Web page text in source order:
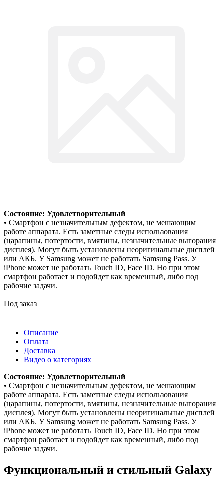
Состояние: Удовлетворительный
• Смартфон с незначительным дефектом, не мешающим
работе аппарата. Есть заметные следы использования
(царапины, потертости, вмятины, незначительные выгорания
дисплея). Могут быть установлены неоригинальные дисплей
или АКБ. У Samsung может не работать Samsung Pass. У
iPhone может не работать Touch ID, Face ID. Но при этом
смартфон работает и подойдет как временный, либо под
рабочие задачи.
Под заказ
Описание
Оплата
Доставка
Видео о категориях
Состояние: Удовлетворительный
• Смартфон с незначительным дефектом, не мешающим
работе аппарата. Есть заметные следы использования
(царапины, потертости, вмятины, незначительные выгорания
дисплея). Могут быть установлены неоригинальные дисплей
или АКБ. У Samsung может не работать Samsung Pass. У
iPhone может не работать Touch ID, Face ID. Но при этом
смартфон работает и подойдет как временный, либо под
рабочие задачи.
Функциональный и стильный Galaxy